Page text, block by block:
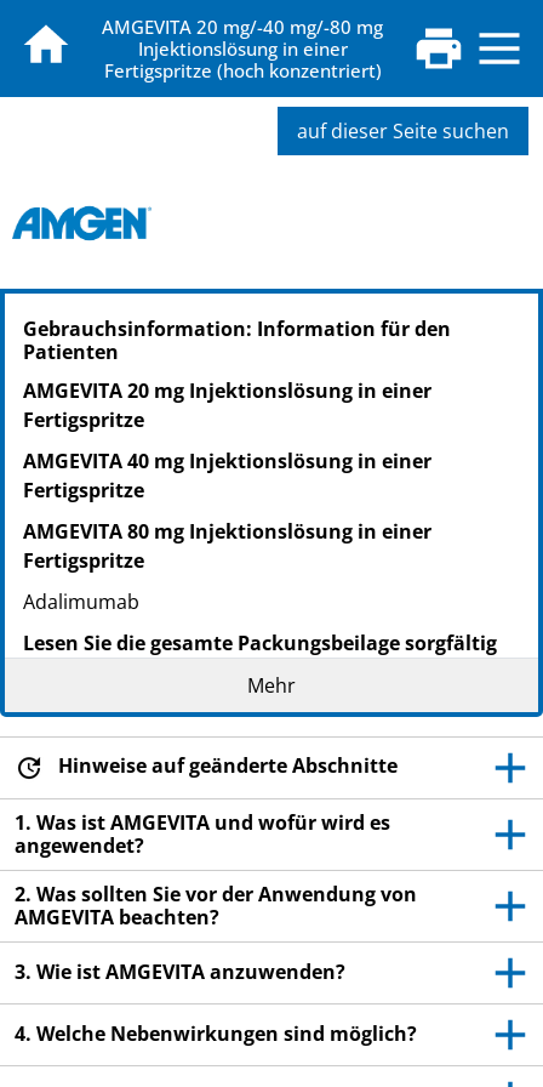
AMGEVITA 20 mg/-40 mg/-80 mg
Injektionslösung in einer
Fertigspritze (hoch konzentriert)
auf dieser Seite suchen
PZN: 18881917
PPN: 111888191754
NTIN: 04150188819171
PZN: 18881923
PPN: 111888192320
NTIN: 04150188819232
Gebrauchsinformation: Information für den
Patienten
AMGEVITA 20 mg Injektionslösung in einer
Fertigspritze
AMGEVITA 40 mg Injektionslösung in einer
Fertigspritze
AMGEVITA 80 mg Injektionslösung in einer
Fertigspritze
Adalimumab
Lesen Sie die gesamte Packungsbeilage sorgfältig
durch, bevor Sie mit der Anwendung dieses
Arzneimittels beginnen, denn sie enthält wichtige
Informationen.
Heben Sie die Packungsbeilage auf. Vielleicht
Ihr Arzt wird Ihnen auch einenPatientenpass
aushändigen, der wichtige Informationen zur
Sicherheit enthält, die Sie vor und während der
Behandlung mit AMGEVITA beachten sollten.
Führen Sie diesenPatientenpassmit sich.
Wenn Sie weitere Fragen haben, wenden Sie sich
Mehr
Hinweise auf geänderte Abschnitte
1. Was ist AMGEVITA und wofür wird es
angewendet?
2. Was sollten Sie vor der Anwendung von
AMGEVITA beachten?
3. Wie ist AMGEVITA anzuwenden?
4. Welche Nebenwirkungen sind möglich?